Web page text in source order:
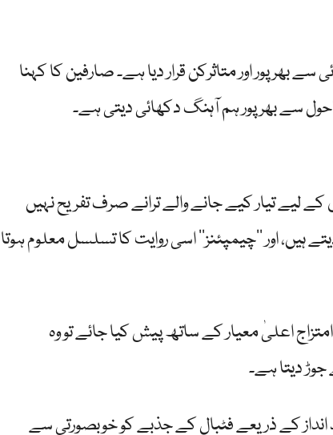
سے بھرپور اور متاثرکن قرار دیا ہے۔ صارفین کا کہنا
سے بھرپور ہم آہنگ دکھائی دیتی ہے۔
لیے تیار کیے جانے والے ترانے صرف تفریح نہیں
ہیں، اور ’’چیمپئنز‘‘ اسی روایت کا تسلسل معلوم ہوتا
اعلیٰ معیار کے ساتھ پیش کیا جائے تو وہ
دیتا ہے۔
انداز کے ذریعے فٹبال کے جذبے کو خوبصورتی سے